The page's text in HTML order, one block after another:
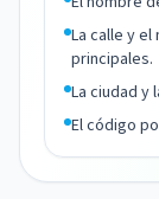
La calle y
principales.
La ciudad y
El código